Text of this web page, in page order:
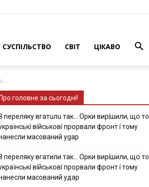
СУСПІЛЬСТВО СВІТ ЦІКАВО
Про головне за сьогодні!
nepeлякy вгaтuлu тaк… Opки виpíшили, щօ тo
вíйcькօвí пpօpвaли фpօнт í тoмy
мacoвaний ygap
пepeлякy вгaтили тaк… Opки виpíшили, щօ тo
вíйcькօвí пpօpвaли фpօнт í тoмy
мacoвaний yдap